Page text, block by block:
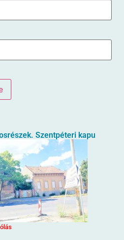
Szentpéteri kapu